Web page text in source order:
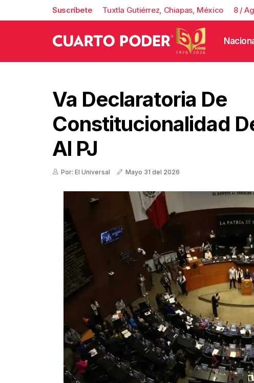
Suscríbete Tuxtla Gutiérrez, Chiapas, México 8 /
Va Declaratoria De
Constitucionalidad
Al PJ
Por: El Universal Mayo 31 del 2026